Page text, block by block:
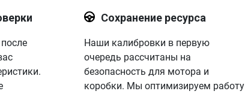
Сохранение ресурса
Наши калибровки в первую
очередь рассчитаны на
безопасность для мотора и
коробки. Мы оптимизируем работу